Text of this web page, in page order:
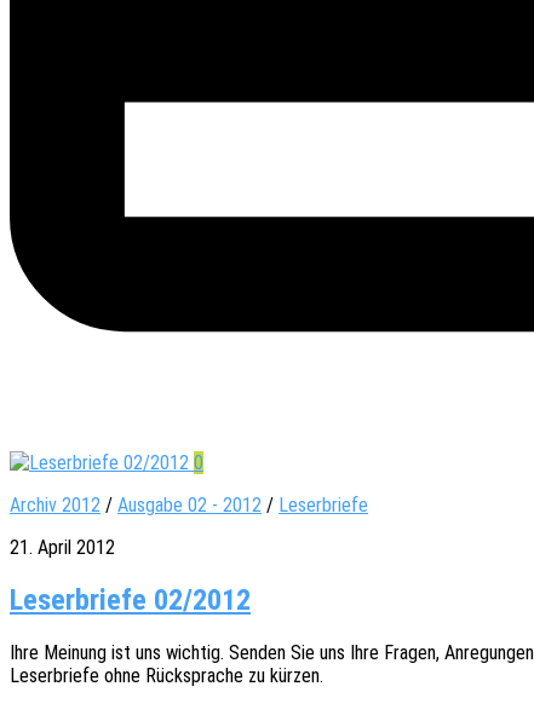
0
Archiv 2012 / Ausgabe 02 - 2012 / Leserbriefe
21. April 2012
Leserbriefe 02/2012
Ihre Meinung ist uns wich­tig. Senden Sie uns Ihre Fragen,
Leser­brie­fe ohne Rück­spra­che zu kürzen.